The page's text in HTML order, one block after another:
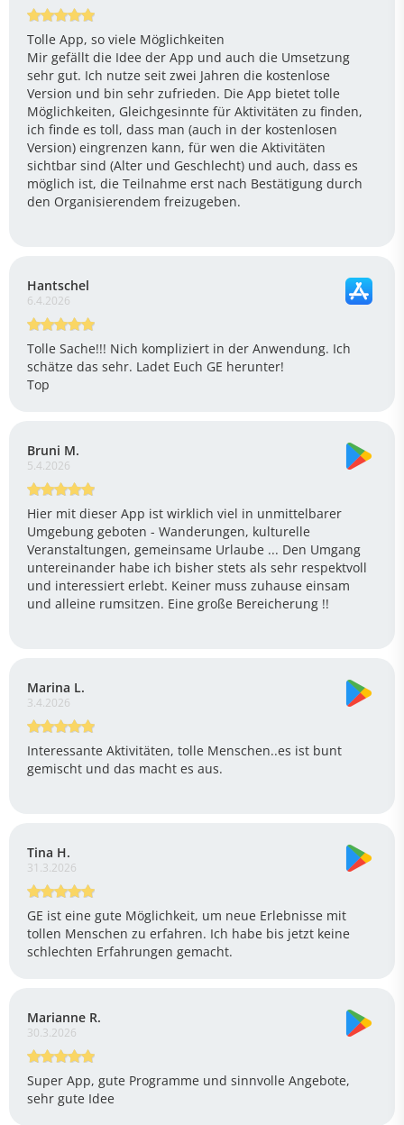
Tolle App, so viele Möglichkeiten
Mir gefällt die Idee der App und auch die Umsetzung
sehr gut. Ich nutze seit zwei Jahren die kostenlose
Version und bin sehr zufrieden. Die App bietet tolle
Möglichkeiten, Gleichgesinnte für Aktivitäten zu finden,
ich finde es toll, dass man (auch in der kostenlosen
Version) eingrenzen kann, für wen die Aktivitäten
sichtbar sind (Alter und Geschlecht) und auch, dass es
möglich ist, die Teilnahme erst nach Bestätigung durch
den Organisierendem freizugeben.
Hantschel
6.4.2026
Tolle Sache!!! Nich kompliziert in der Anwendung. Ich
schätze das sehr. Ladet Euch GE herunter!
Top
Bruni M.
5.4.2026
Hier mit dieser App ist wirklich viel in unmittelbarer
Umgebung geboten - Wanderungen, kulturelle
Veranstaltungen, gemeinsame Urlaube ... Den Umgang
untereinander habe ich bisher stets als sehr respektvoll
und interessiert erlebt. Keiner muss zuhause einsam
und alleine rumsitzen. Eine große Bereicherung !!
Marina L.
3.4.2026
Interessante Aktivitäten, tolle Menschen..es ist bunt
gemischt und das macht es aus.
Tina H.
31.3.2026
GE ist eine gute Möglichkeit, um neue Erlebnisse mit
tollen Menschen zu erfahren. Ich habe bis jetzt keine
schlechten Erfahrungen gemacht.
Marianne R.
30.3.2026
Super App, gute Programme und sinnvolle Angebote,
sehr gute Idee